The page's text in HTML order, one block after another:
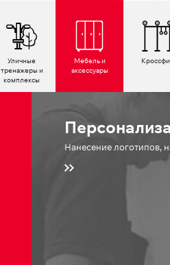
Уличные
тренажеры и
комплексы
Мебель и
аксессуары
Нанесение логотипов,